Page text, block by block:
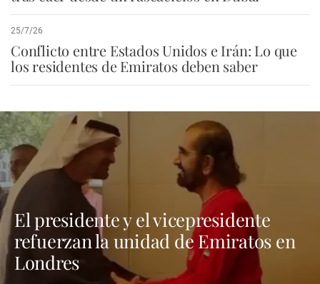
25/7/26
Conflicto entre Estados Unidos e Irán: Lo que
los residentes de Emiratos deben saber
El presidente y el vicepresidente
refuerzan la unidad de Emiratos en
Londres